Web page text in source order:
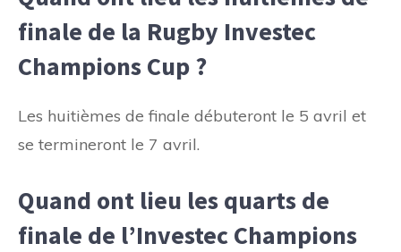
finale de la Rugby Investec
Champions Cup ?
Les huitièmes de finale débuteront le 5 avril et
se termineront le 7 avril.
Quand ont lieu les quarts de
finale de l’Investec Champions